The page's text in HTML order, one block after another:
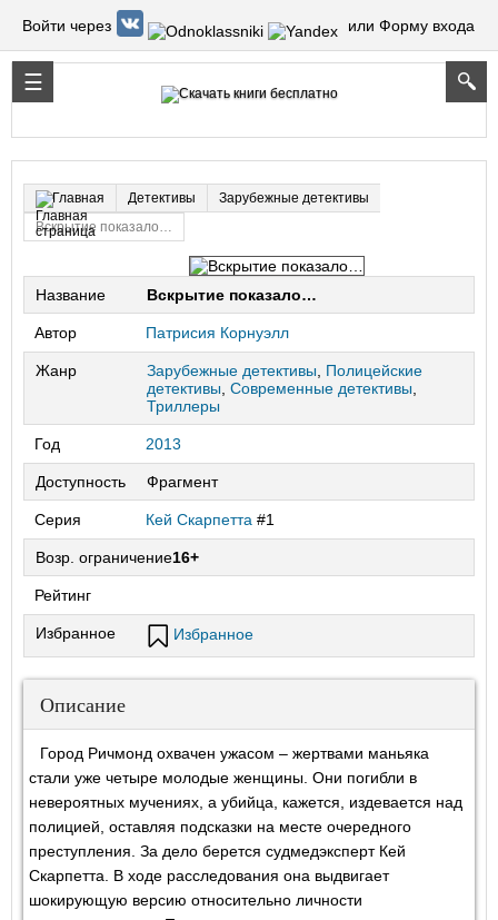
Войти через или Форму входа
Главная Детективы
Зарубежные детективы
Вскрытие показало…
Название Вскрытие показало…
Автор Патрисия Корнуэлл
Жанр Зарубежные детективы
Полицейские
детективы Современные детективы
Триллеры
Год 2013
Доступность Фрагмент
Серия Кей Скарпетта #1
Возр. ограничение16+
Рейтинг
Избранное Избранное
Описание
Город Ричмонд охвачен ужасом – жертвами маньяка
стали уже четыре молодые женщины. Они погибли в
невероятных мучениях, а убийца, кажется, издевается над
полицией, оставляя подсказки на месте очередного
преступления. За дело берется судмедэксперт Кей
Скарпетта. В ходе расследования она выдвигает
шокирующую версию относительно личности